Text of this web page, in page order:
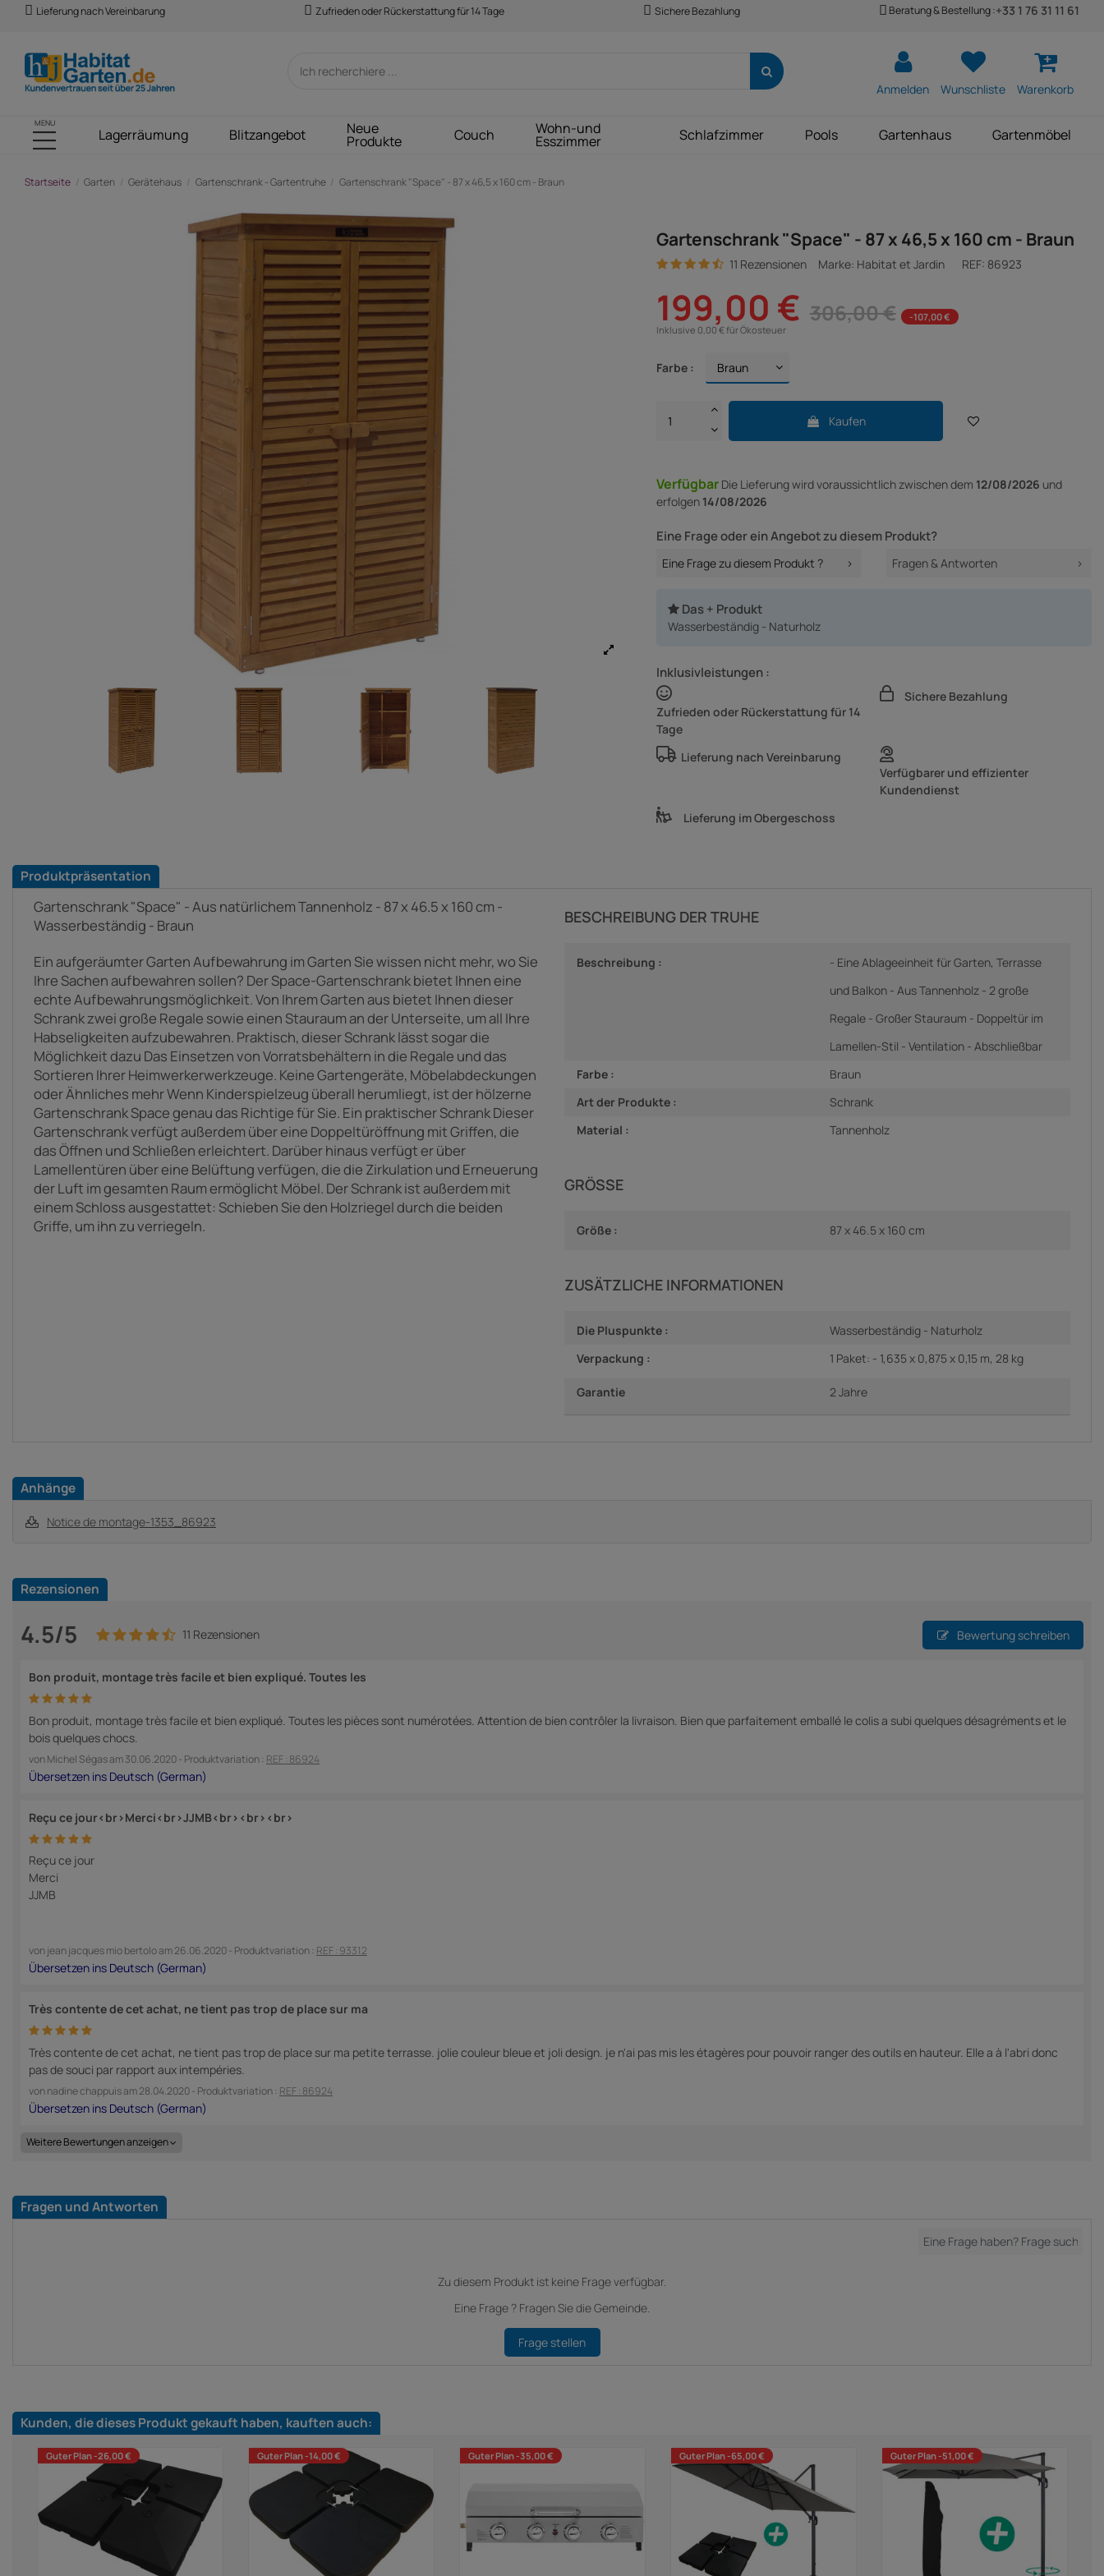
Lieferung nach Vereinbarung Zufrieden oder Rückerstattung für 14 Tage Sichere Bezahlung Beratung & Bestellung :+33 1 76 31 11 61
Anmelden Wunschliste Warenkorb
MENU
Lagerräumung Blitzangebot Neue
Produkte Couch Wohn-und
Esszimmer Schlafzimmer Pools Gartenhaus Gartenmöbel
Startseite Garten Gerätehaus Gartenschrank - Gartentruhe Gartenschrank "Space" - 87 x 46,5 x 160 cm - Braun
Gartenschrank "Space" - 87 x 46,5 x 160 cm - Braun
11 Rezensionen Marke: Habitat et Jardin REF: 86923
199,00 € 306,00 €
-107,00 €
Inklusive 0,00 € für Ökosteuer
Farbe :
Kaufen
Verfügbar Die Lieferungwird voraussichtlich zwischen dem 12/08/2026 und
erfolgen 14/08/2026
Eine Frage oder ein Angebot zu diesem Produkt?
Eine Frage zu diesem Produkt ? Fragen & Antworten
Das + Produkt
Wasserbeständig - Naturholz
Inklusivleistungen :
Zufrieden oder Rückerstattung für 14
Tage
Sichere Bezahlung
Lieferung nach Vereinbarung
Verfügbarer und effizienter
Kundendienst
Lieferung im Obergeschoss
Produktpräsentation
Gartenschrank "Space" - Aus natürlichem Tannenholz - 87 x 46.5 x 160 cm -
Wasserbeständig - Braun
Ein aufgeräumter Garten Aufbewahrung im Garten Sie wissen nicht mehr, wo Sie
Ihre Sachen aufbewahren sollen? Der Space-Gartenschrank bietet Ihnen eine
echte Aufbewahrungsmöglichkeit. Von Ihrem Garten aus bietet Ihnen dieser
Schrank zwei große Regale sowie einen Stauraum an der Unterseite, um all Ihre
Habseligkeiten aufzubewahren. Praktisch, dieser Schrank lässt sogar die
Möglichkeit dazu Das Einsetzen von Vorratsbehältern in die Regale und das
Sortieren Ihrer Heimwerkerwerkzeuge. Keine Gartengeräte, Möbelabdeckungen
oder Ähnliches mehr Wenn Kinderspielzeug überall herumliegt, ist der hölzerne
Gartenschrank Space genau das Richtige für Sie. Ein praktischer Schrank Dieser
Gartenschrank verfügt außerdem über eine Doppeltüröffnung mit Griffen, die
das Öffnen und Schließen erleichtert. Darüber hinaus verfügt er über
Lamellentüren über eine Belüftung verfügen, die die Zirkulation und Erneuerung
der Luft im gesamten Raum ermöglicht Möbel. Der Schrank ist außerdem mit
einem Schloss ausgestattet: Schieben Sie den Holzriegel durch die beiden
Griffe, um ihn zu verriegeln.
BESCHREIBUNG DER TRUHE
Beschreibung :
- Eine Ablageeinheit für Garten, Terrasse
und Balkon - Aus Tannenholz - 2 große
Regale - Großer Stauraum - Doppeltür im
Lamellen-Stil - Ventilation - Abschließbar
Farbe :
Braun
Art der Produkte :
Schrank
Material :
Tannenholz
GRÖSSE
Größe : 87 x 46.5 x 160 cm
ZUSÄTZLICHE INFORMATIONEN
Die Pluspunkte :
Wasserbeständig - Naturholz
Verpackung :
1 Paket: - 1,635 x 0,875 x 0,15 m, 28 kg
Garantie 2 Jahre
Anhänge
Notice de montage-1353_86923
Rezensionen
4.5/5 11 Rezensionen Bewertung schreiben
Bon produit, montage très facile et bien expliqué. Toutes les
Bon produit, montage très facile et bien expliqué. Toutes les pièces sont numérotées. Attention de bien contrôler la livraison. Bien que parfaitement emballé le colis a subi quelques désagréments et le
bois quelques chocs.
vonMichel Ségasam30.06.2020- Produktvariation : REF : 86924
Reçu ce jour<br>Merci<br>JJMB<br><br><br>
Reçu ce jour
Merci
JJMB
vonjean jacques mio bertoloam26.06.2020- Produktvariation : REF : 93312
Très contente de cet achat, ne tient pas trop de place sur ma
Très contente de cet achat, ne tient pas trop de place sur ma petite terrasse. jolie couleur bleue et joli design. je n'ai pas mis les étagères pour pouvoir ranger des outils en hauteur. Elle a à l'abri donc
pas de souci par rapport aux intempéries.
vonnadine chappuisam28.04.2020- Produktvariation : REF : 86924
Weitere Bewertungen anzeigen
Fragen und Antworten
Zu diesem Produkt ist keine Frage verfügbar.
Eine Frage ? Fragen Sie die Gemeinde.
Frage stellen
Kunden, die dieses Produkt gekauft haben, kauften auch:
Guter Plan -26,00 € Guter Plan -14,00 € Guter Plan -35,00 € Guter Plan -65,00 € Guter Plan -51,00 €